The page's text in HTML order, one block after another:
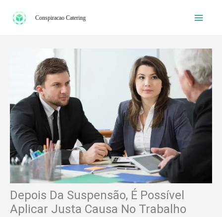
para
Conspiracao Catering
Depois Da Suspensão, É Possível
Aplicar Justa Causa No Trabalho